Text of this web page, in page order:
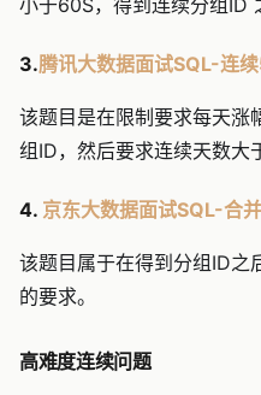
小于60S，得到连续分组ID
3.腾讯大数据面试SQL-连
该题目是在限制要求每天涨
组ID，然后要求连续天数大
4. 京东大数据面试SQL-合
该题目属于在得到分组ID之
的要求。
高难度连续问题